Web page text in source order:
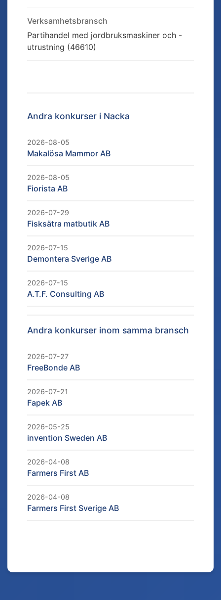
Verksamhetsbransch
Partihandel med jordbruksmaskiner och -
utrustning (46610)
Andra konkurser i Nacka
2026-08-05
Makalösa Mammor AB
2026-08-05
Fiorista AB
2026-07-29
Fisksätra matbutik AB
2026-07-15
Demontera Sverige AB
2026-07-15
A.T.F. Consulting AB
Andra konkurser inom samma bransch
2026-07-27
FreeBonde AB
2026-07-21
Fapek AB
2026-05-25
invention Sweden AB
2026-04-08
Farmers First AB
2026-04-08
Farmers First Sverige AB